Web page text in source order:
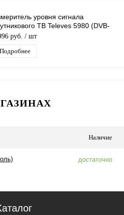
уровня сигнала
ТВ Televes 5980 (DVB-
руб. / шт
Подробнее
Наличие
достаточно